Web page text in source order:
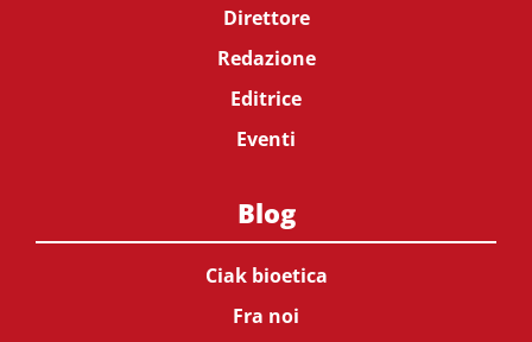
Direttore
Redazione
Editrice
Eventi
Blog
Ciak bioetica
Fra noi